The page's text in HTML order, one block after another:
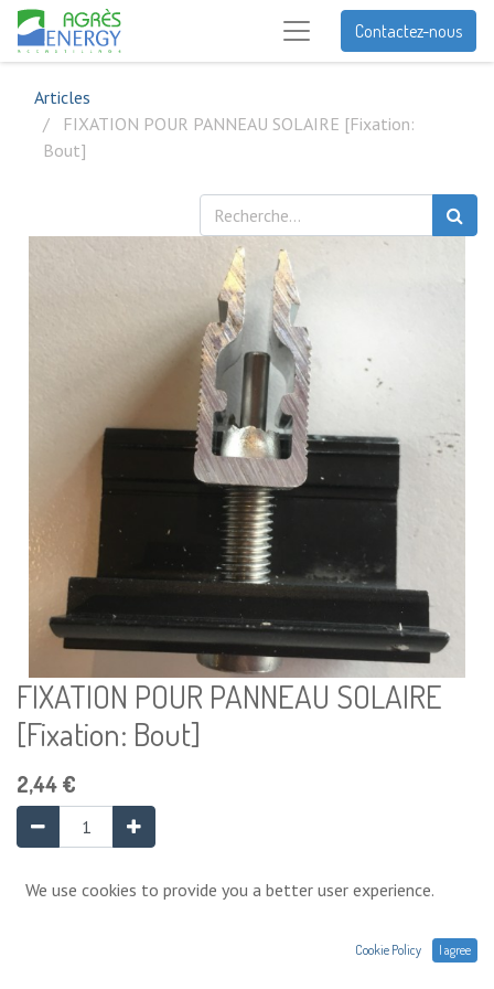
Contactez-nous
Articles
FIXATION POUR PANNEAU SOLAIRE [Fixation:
Bout]
FIXATION POUR PANNEAU SOLAIRE
[Fixation: Bout]
2,44€
Ajouter au panier
We use cookies to provide you a better user experience.
Cookie Policy I agree